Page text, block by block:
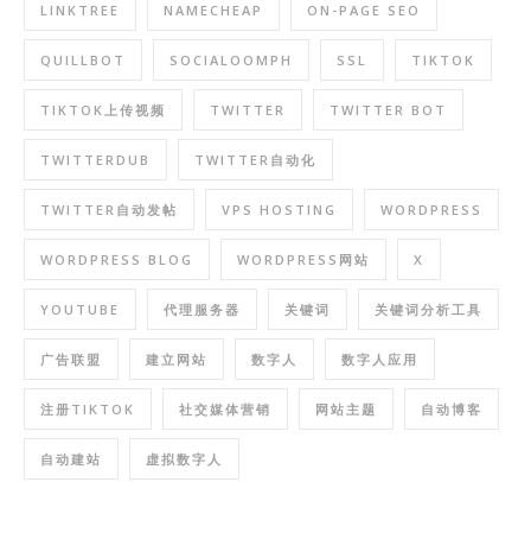
LINKTREE NAMECHEAP ON-PAGE SEO
QUILLBOT SOCIALOOMPH SSL TIKTOK
TIKTOK上传视频 TWITTER TWITTER BOT
TWITTERDUB TWITTER自动化
TWITTER自动发帖 VPS HOSTING WORDPRESS
WORDPRESS BLOG WORDPRESS网站 X
YOUTUBE 代理服务器 关键词 关键词分析工具
广告联盟 建立网站 数字人 数字人应用
注册TIKTOK 社交媒体营销 网站主题 自动博客
自动建站 虚拟数字人